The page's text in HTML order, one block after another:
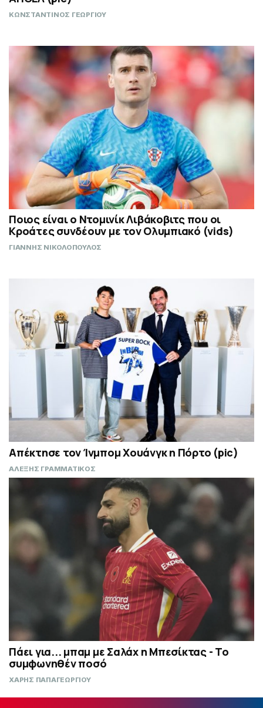
ΚΩΝΣΤΑΝΤΙΝΟΣ ΓΕΩΡΓΙΟΥ
Ποιος είναι ο Ντομινίκ Λιβάκοβιτς που οι
Κροάτες συνδέουν με τον Ολυμπιακό (vids)
ΓΙΑΝΝΗΣ ΝΙΚΟΛΟΠΟΥΛΟΣ
Απέκτησε τον Ίνμπομ Χουάνγκ η Πόρτο (pic)
ΑΛΕΞΗΣ ΓΡΑΜΜΑΤΙΚΟΣ
Πάει για... μπαμ με Σαλάχ η Μπεσίκτας - Το
συμφωνηθέν ποσό
ΧΑΡΗΣ ΠΑΠΑΓΕΩΡΓΙΟΥ